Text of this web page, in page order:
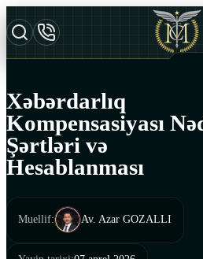
Xəbərdarlıq
Kompensasiyası
Şərtləri və
Hesablanması
Muellif: Av. Azar GOZALLI